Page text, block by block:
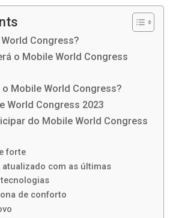
Congress?
o Mobile World Congress
Mobile World Congress?
World Congress 2023
do Mobile World Congress
forte
atualizado com as últimas
de conforto